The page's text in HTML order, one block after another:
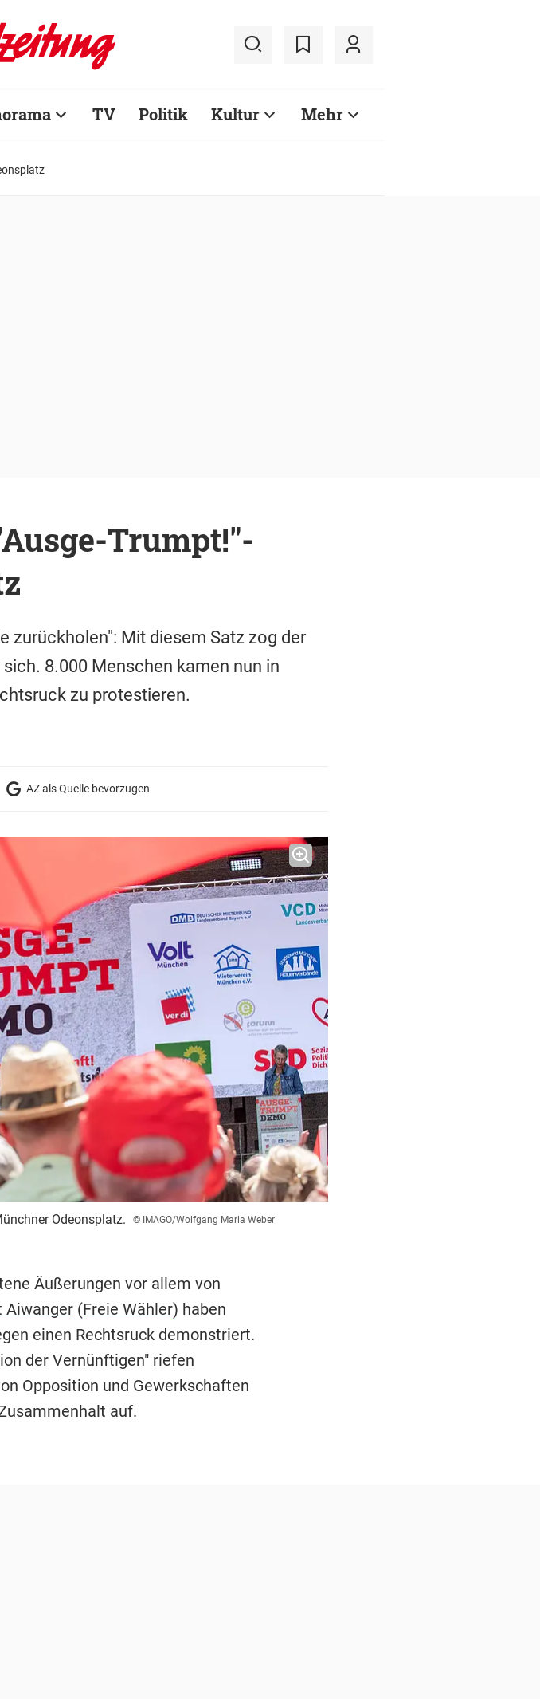
TV Politik Kultur Mehr
Trumpt!"-
zurückholen": Mit diesem Satz zog der
8.000 Menschen kamen nun in
zu protestieren.
AZ als Quelle bevorzugen
Odeonsplatz. © IMAGO/Wolfgang Maria Weber
Äußerungen vor allem von
Aiwanger(Freie Wähler) haben
einen Rechtsruck demonstriert.
der Vernünftigen" riefen
Opposition und Gewerkschaften
auf.